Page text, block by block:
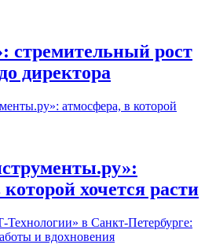
стремительный рост
директора
хочется расти